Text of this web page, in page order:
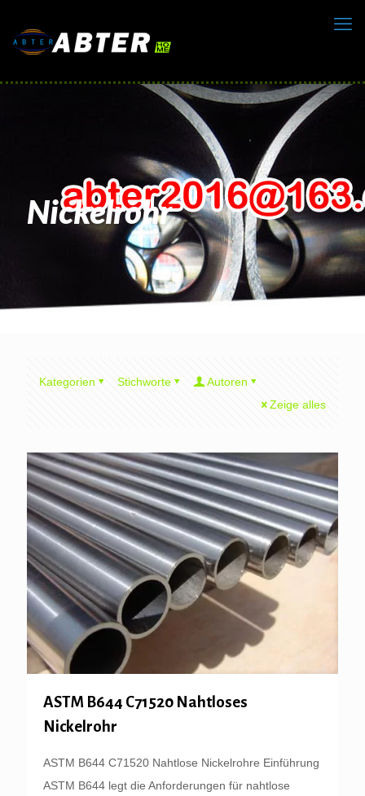
Nickelrohr
Kategorien Stichworte
Autoren
Zeige alles
ASTM B644 C71520 Nahtloses
Nickelrohr
ASTM B644 C71520 Nahtlose Nickelrohre Einführung
ASTM B644 legt die Anforderungen für nahtlose